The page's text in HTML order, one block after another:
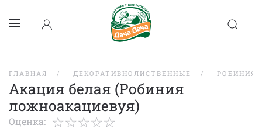
ГЛАВНАЯ ДЕКОРАТИВНОЛИСТВЕННЫЕ РОБИНИЯ
Акация белая (Робиния
ложноакациевуя)
Оценка: